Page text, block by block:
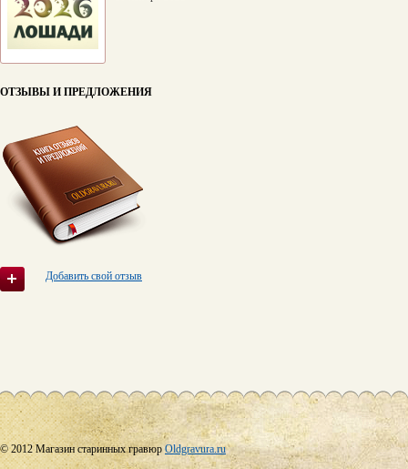
ОТЗЫВЫ И ПРЕДЛОЖЕНИЯ
Добавить свой отзыв
© 2012 Магазин старинных гравюрOldgravura.ru